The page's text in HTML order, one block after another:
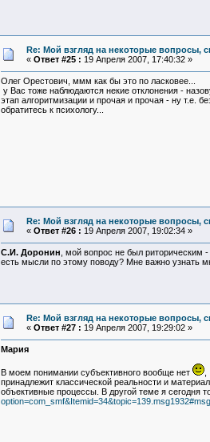
Re: Мой взгляд на некоторые вопросы,
« Ответ #25 : 19 Апреля 2007, 17:40:32 »
Олег Орестович, ммм как бы это по ласковее...
у Вас тоже наблюдаются некие отклонения -
этап алгоритмизации и прочая и прочая - ну т.е.
обратитесь к психологу...
Re: Мой взгляд на некоторые вопросы,
« Ответ #26 : 19 Апреля 2007, 19:02:34 »
С.И. Доронин , мой вопрос не был риторическим
есть мысли по этому поводу? Мне важно узнать
Re: Мой взгляд на некоторые вопросы,
« Ответ #27 : 19 Апреля 2007, 19:29:02 »
Мария
В моем понимании субъективного вообще нет
,
принадлежит классической реальности и
объективные процессы. В другой теме я сегодня